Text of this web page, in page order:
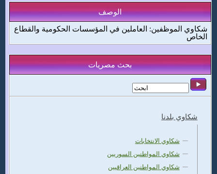
الوصف
شكاوي الموظفين: العاملين في المؤسسات الحكومية والقطاع
الخاص
بحث مصريات
شكاوي بلدنا
شكاوي الانتخابات
شكاوي المواطنين السوريين
شكاوي المواطنين العراقيين